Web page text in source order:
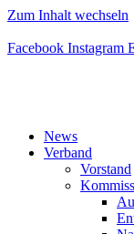
Zum Inhalt wechseln
Facebook Instagram
News
Verband
Vorstand